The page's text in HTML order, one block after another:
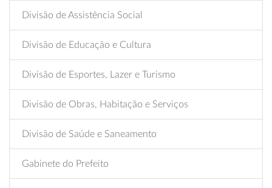
Divisão de Assistência Social
Divisão de Educação e Cultura
Divisão de Esportes, Lazer e Turismo
Divisão de Obras, Habitação e Serviços
Divisão de Saúde e Saneamento
Gabinete do Prefeito